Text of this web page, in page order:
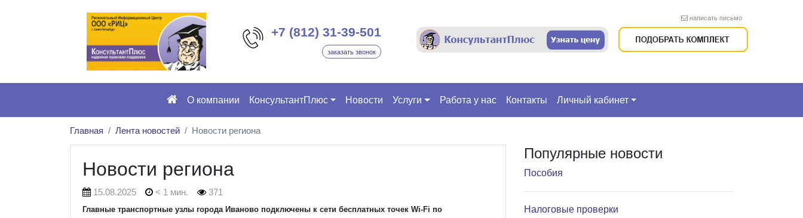
+7 (812) 31-39-501
заказать звонок
написать письмо
О компании КонсультантПлюс Новости Услуги Работа у нас Контакты Личный кабинет
Главная Лента новостей Новости региона
Новости региона
15.08.2025 < 1 мин. 371
Главные транспортные узлы города Иваново подключены к сети бесплатных точек Wi-Fi по
Популярные новости
Пособия
Налоговые проверки